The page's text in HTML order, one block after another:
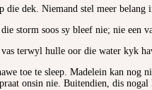
die dek. Niemand stel meer
storm soos sy bleef nie; nie een
terwyl hulle oor die water kyk
toe te sleep. Madelein kan nog
onsin nie. Buitendien, dis